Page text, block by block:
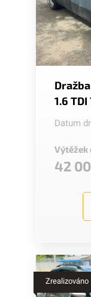
1.6 TDI
Datum
Výtěžek
42
Zrealizováno